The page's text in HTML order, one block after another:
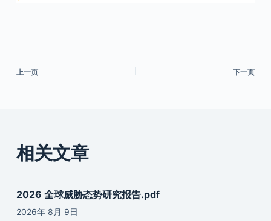
上一页 下一页
相关文章
2026 全球威胁态势研究报告.pdf
2026年 8月 9日